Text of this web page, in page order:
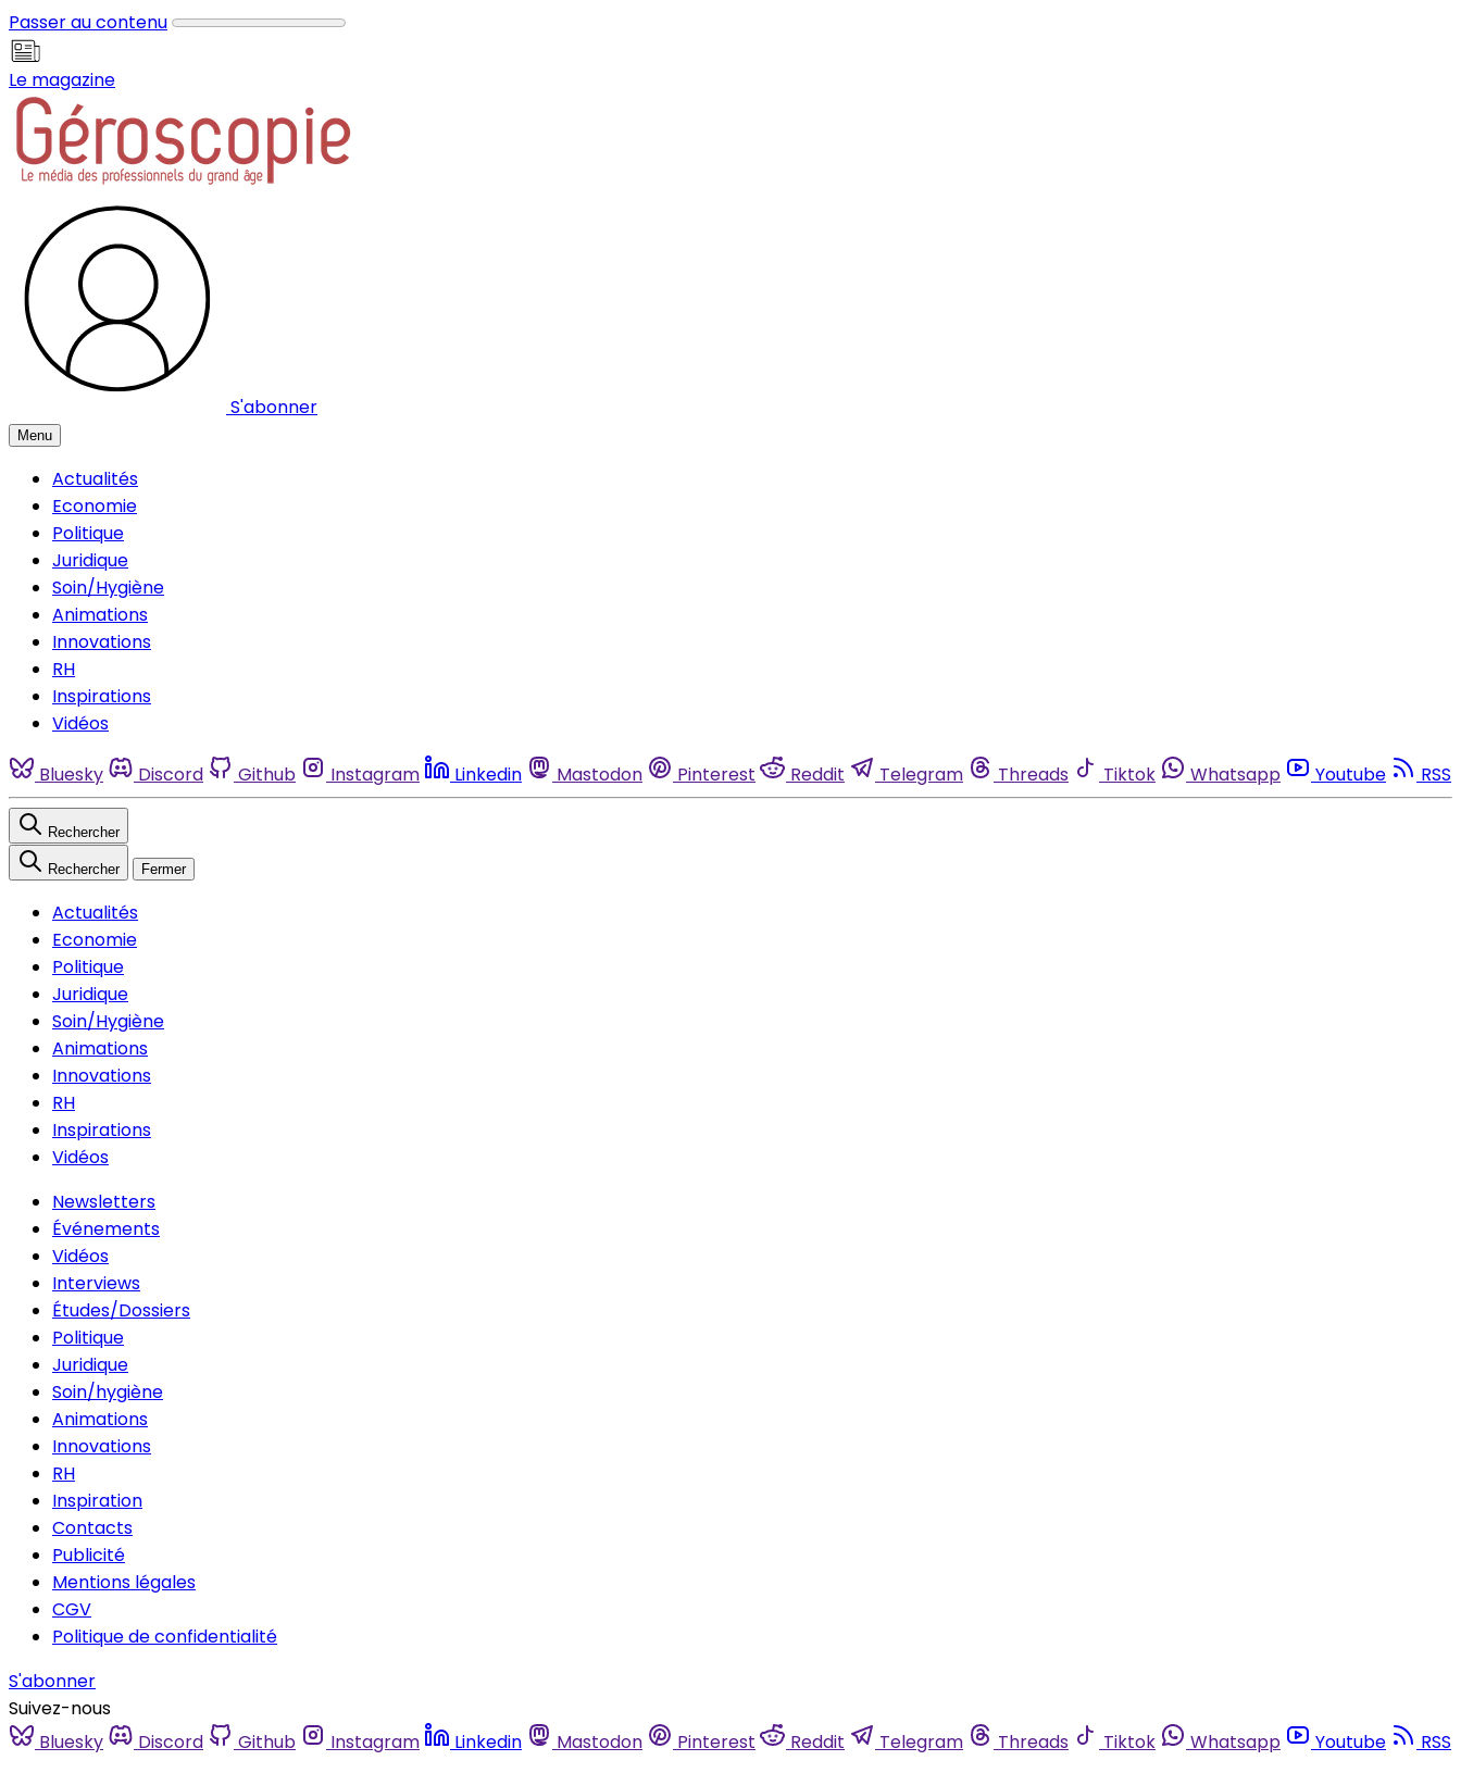
Passer au contenu
Le magazine
S'abonner
Menu
Actualités
Economie
Politique
Juridique
Soin/Hygiène
Animations
Innovations
RH
Inspirations
Vidéos
Bluesky Discord Github Instagram Linkedin Mastodon Pinterest Reddit Telegram Threads Tiktok Whatsapp Youtube RSS
Rechercher
Rechercher Fermer
Actualités
Economie
Politique
Juridique
Soin/Hygiène
Animations
Innovations
RH
Inspirations
Vidéos
Newsletters
Événements
Vidéos
Interviews
Études/Dossiers
Politique
Juridique
Soin/hygiène
Animations
Innovations
RH
Inspiration
Contacts
Publicité
Mentions légales
CGV
Politique de confidentialité
S'abonner
Suivez-nous
Bluesky
Discord Github Instagram Linkedin Mastodon Pinterest Reddit Telegram Threads Tiktok Whatsapp Youtube
RSS
Panneau de gestion des cookies